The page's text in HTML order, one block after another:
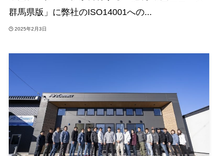
群馬県版」に弊社のISO14001への...
2025年2月3日